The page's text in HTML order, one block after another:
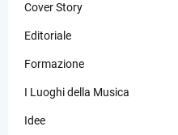
Cover Story
Editoriale
Formazione
I Luoghi della Musica
Idee